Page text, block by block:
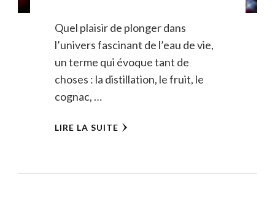
Quel plaisir de plonger dans
l’univers fascinant de l’eau de vie,
un terme qui évoque tant de
choses : la distillation, le fruit, le
cognac, …
LIRE LA SUITE